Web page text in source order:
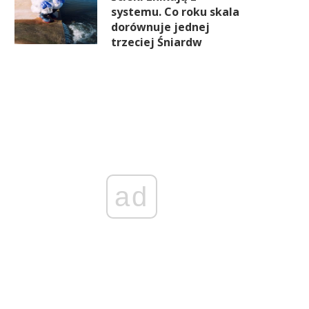
systemu. Co roku skala
dorównuje jednej
trzeciej Śniardw
ad